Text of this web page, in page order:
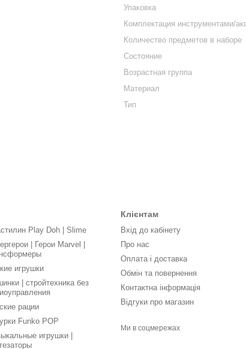
Упаковка
Комплектация инструментами/
Количество предметов в наборе
Состояние
Возрастная группа
Материал
Тип
Play Doh | Slime
| Герои Marvel |
игрушки
| стройтехника без
рации
Funko POP
игрушки |
Клієнтам
Вхід до кабінету
Про нас
Оплата і доставка
Обмін та повернення
Контактна інформація
Відгуки про магазин
Ми в соцмережах